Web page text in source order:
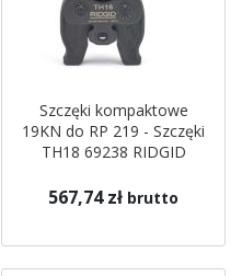
Szczęki kompaktowe
19KN do RP 219 - Szczęki
TH18 69238 RIDGID
567,74 zł brutto